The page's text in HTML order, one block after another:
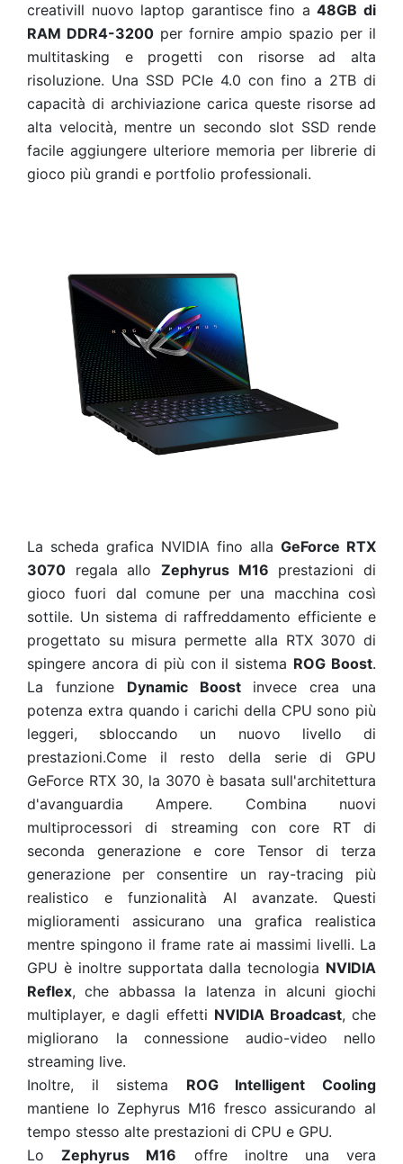
creativiIl nuovo laptop garantisce fino a48GB di
RAM DDR4-3200 per fornire ampio spazio per il
multitasking e progetti con risorse ad alta
risoluzione. Una SSD PCIe 4.0 con fino a 2TB di
capacità di archiviazione carica queste risorse ad
alta velocità, mentre un secondo slot SSD rende
facile aggiungere ulteriore memoria per librerie di
gioco più grandi e portfolio professionali.
La scheda grafica NVIDIA fino alla GeForce RTX
3070 regala allo Zephyrus M16 prestazioni di
gioco fuori dal comune per una macchina così
sottile. Un sistema di raffreddamento efficiente e
progettato su misura permette alla RTX 3070 di
spingere ancora di più con il sistema ROG Boost.
La funzione Dynamic Boostinvece crea una
potenza extra quando i carichi della CPU sono più
leggeri, sbloccando un nuovo livello di
prestazioni.Come il resto della serie di GPU
GeForce RTX 30, la 3070 è basata sull'architettura
d'avanguardia Ampere. Combina nuovi
multiprocessori di streaming con core RT di
seconda generazione e core Tensor di terza
generazione per consentire un ray-tracing più
realistico e funzionalità AI avanzate. Questi
miglioramenti assicurano una grafica realistica
mentre spingono il frame rate ai massimi livelli. La
GPU è inoltre supportata dalla tecnologia NVIDIA
Reflex, che abbassa la latenza in alcuni giochi
multiplayer, e dagli effetti NVIDIA Broadcast, che
migliorano la connessione audio-video nello
streaming live.
Inoltre, il sistema ROG Intelligent Cooling
mantiene lo Zephyrus M16 fresco assicurando al
tempo stesso alte prestazioni di CPU e GPU.
LoZephyrus M16 offre inoltre una vera